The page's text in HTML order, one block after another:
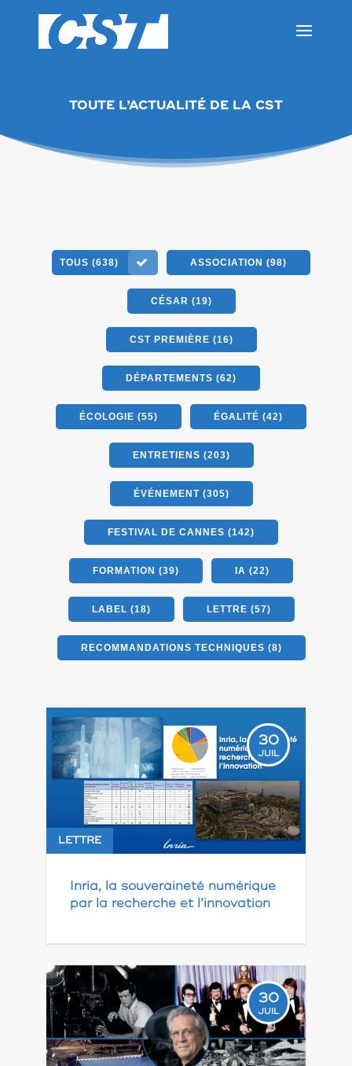
TOUTE L’ACTUALITÉ DE LA CST
TOUS (638) ASSOCIATION (98)
CÉSAR (19)
CST PREMIÈRE (16)
DÉPARTEMENTS (62)
ÉCOLOGIE (55) ÉGALITÉ (42)
ENTRETIENS (203)
ÉVÉNEMENT (305)
FESTIVAL DE CANNES (142)
FORMATION (39) IA (22)
LABEL (18) LETTRE (57)
RECOMMANDATIONS TECHNIQUES (8)
30
JUIL
LETTRE
Inria, la souveraineté numérique
par la recherche et l’innovation
30
JUIL